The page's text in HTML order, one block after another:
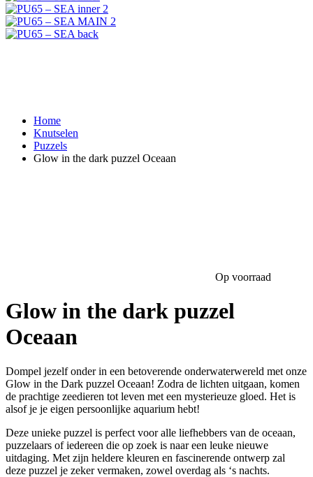
Home
Knutselen
Puzzels
Glow in the dark puzzel Oceaan
Op voorraad
Glow in the dark puzzel
Oceaan
Dompel jezelf onder in een betoverende onderwaterwereld met onze
Glow in the Dark puzzel Oceaan! Zodra de lichten uitgaan, komen
de prachtige zeedieren tot leven met een mysterieuze gloed. Het is
alsof je je eigen persoonlijke aquarium hebt!
Deze unieke puzzel is perfect voor alle liefhebbers van de oceaan,
puzzelaars of iedereen die op zoek is naar een leuke nieuwe
uitdaging. Met zijn heldere kleuren en fascinerende ontwerp zal
deze puzzel je zeker vermaken, zowel overdag als ‘s nachts.